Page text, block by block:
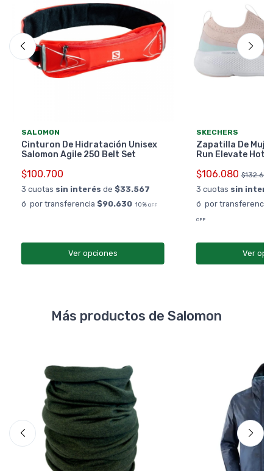
SALOMON
Cinturon De Hidratación Unisex
Salomon Agile 250 Belt Set
$100.700
3 cuotas sin interés de $33.567
ó por transferencia $90.630 10% OFF
Ver opciones
SKECHERS
Zapatilla De
Run Elevate Hot
$106.080 $132.600
3 cuotas sin
ó por transferencia
OFF
Ver
Más productos de Salomon